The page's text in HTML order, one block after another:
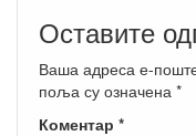
Оставите
Ваша адреса е-
поља су означена *
Коментар *